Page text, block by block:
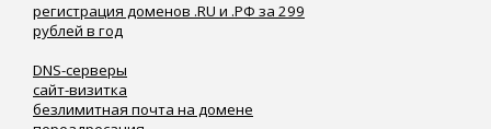
регистрация доменов .RU и .РФ за 299
рублей в год
DNS-серверы
сайт-визитка
безлимитная почта на домене